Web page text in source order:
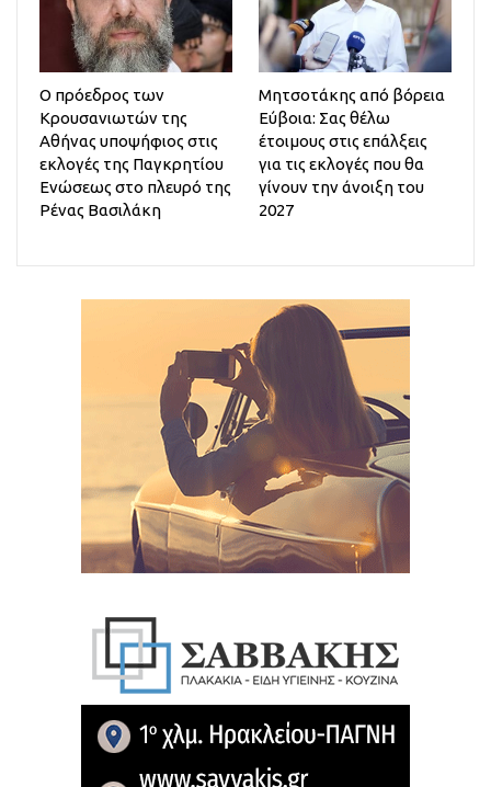
Ο πρόεδρος των
Κρουσανιωτών της
Αθήνας υποψήφιος στις
εκλογές της Παγκρητίου
Ενώσεως στο πλευρό της
Ρένας Βασιλάκη
Μητσοτάκης από βόρεια
Εύβοια: Σας θέλω
έτοιμους στις επάλξεις
για τις εκλογές που θα
γίνουν την άνοιξη του
2027